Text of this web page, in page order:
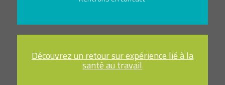
Découvrez un retour sur expérience lié à la
santé au travail